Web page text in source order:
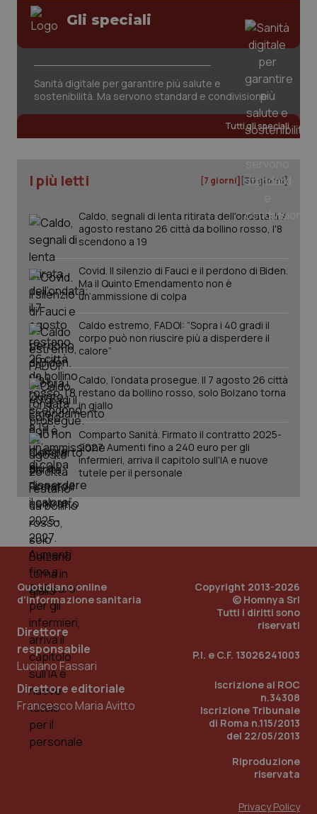
Gli speciali
Sanità digitale per garantire più salute e
sostenibilità. Ma servono standard e condivisione
Tutti gli speciali
I più letti [7 giorni] [30 giorni]
Caldo, segnali di lenta ritirata dell'ondata: il 7
agosto restano 26 città da bollino rosso, l'8
scendono a 19
Covid. Il silenzio di Fauci e il perdono di Biden.
Ma il Quinto Emendamento non è
un’ammissione di colpa
Caldo estremo, FADOI: “Sopra i 40 gradi il
corpo può non riuscire più a disperdere il
calore”
Caldo, l’ondata prosegue. Il 7 agosto 26 città
restano da bollino rosso, solo Bolzano torna
in giallo
Comparto Sanità. Firmato il contratto 2025-
2027. Aumenti fino a 240 euro per gli
infermieri, arriva il capitolo sull'IA e nuove
tutele per il personale
Quotidiano online
d'informazione sanitaria
Direttore
responsabile
Luciano Fassari
Direttore editoriale
Francesco Maria Avitto
Copyright 2013-2026
© Homnya Srl
Tutti i diritti sono
riservati
P.I. e C.F. 13026241003
Iscrizione al ROC
n.34308
Iscrizione Tribunale
di Roma n.115/2013
del 22/05/2013
Riproduzione
riservata
Privacy Policy
www.quotidianosanita.it
tracking-sites-ironfish-
www.quotidianosanita.it
2
PHPSESSID
.quotidianosanita.it 1